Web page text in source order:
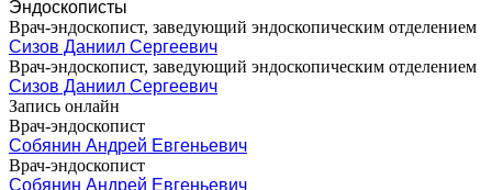
Эндоскописты
Врач-эндоскопист, заведующий эндоскопическим отделением
Сизов Даниил Сергеевич
Врач-эндоскопист, заведующий эндоскопическим отделением
Сизов Даниил Сергеевич
Запись онлайн
Врач-эндоскопист
Собянин Андрей Евгеньевич
Врач-эндоскопист
Собянин Андрей Евгеньевич